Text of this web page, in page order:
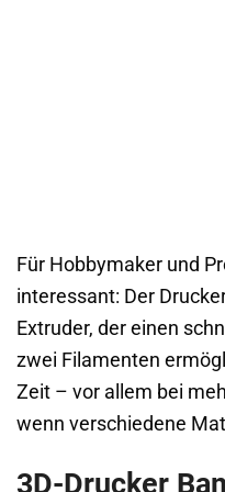
Für Hobbymaker und
interessant: Der
Extruder, der einen
zwei Filamenten
Zeit – vor allem bei
wenn verschiedene
3D-Drucker